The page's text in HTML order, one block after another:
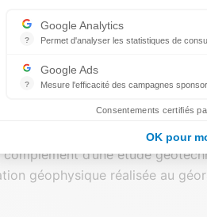
:
levé en intérieur/extérieur,
avec de nombreuses
complément d’une étude
géophysique réalisée au
?
Google Analytics
Permet d'analyser les statistiques de
?
Google Ads
Mesure l'efficacité des campagnes
Google Ads est la régie
Consentements certifiés
OK pour